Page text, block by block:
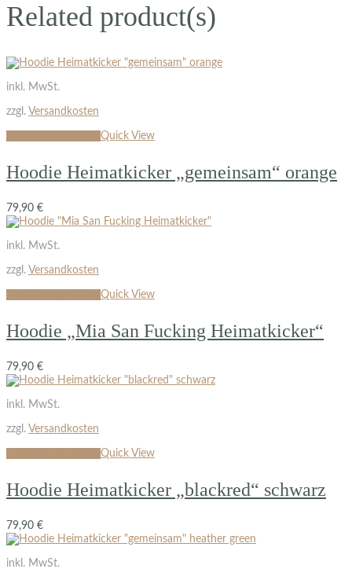
Related product(s)
inkl. MwSt.
zzgl. Versandkosten
Quick View
Hoodie Heimatkicker „gemeinsam“ orange
79,90 €
inkl. MwSt.
zzgl. Versandkosten
Quick View
Hoodie „Mia San Fucking Heimatkicker“
79,90 €
inkl. MwSt.
zzgl. Versandkosten
Quick View
Hoodie Heimatkicker „blackred“ schwarz
79,90 €
inkl. MwSt.